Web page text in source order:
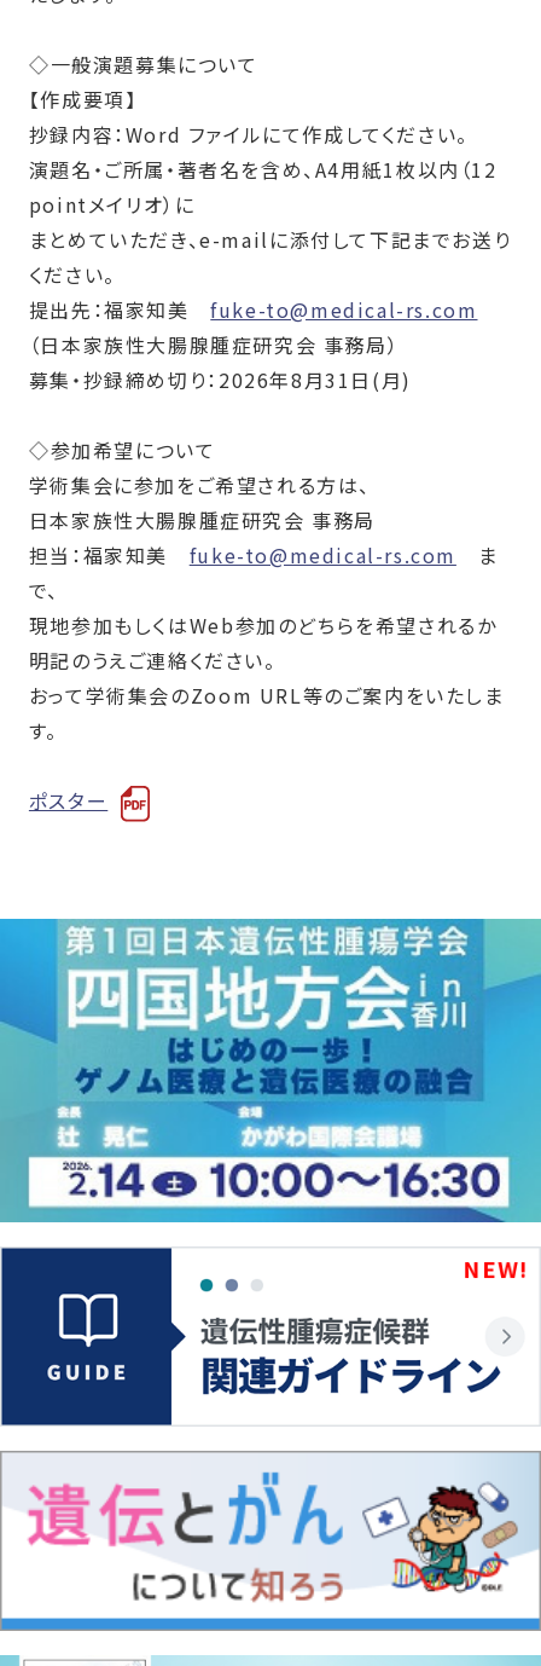
◇一般演題募集について
【作成要項】
抄録内容：Word ファイルにて作成してください。
演題名・ご所属・著者名を含め、A4用紙1枚以内（12
pointメイリオ）に
まとめていただき、e-mail に添付して下記までお送り
ください。
提出先：福家知美fuke-to@medical-rs.com
（日本家族性大腸腺腫症研究会 事務局）
募集・抄録締め切り： 2026年8月31 日 (月)
◇参加希望について
学術集会に参加をご希望される方は、
日本家族性大腸腺腫症研究会 事務局
担当：福家知美 fuke-to@medical-rs.com
ま
で、
現地参加もしくはWeb参加のどちらを希望されるか
明記のうえご連絡ください。
おって学術集会のZoom URL等のご案内をいたしま
す。
ポスター